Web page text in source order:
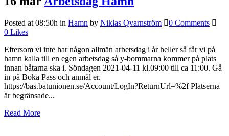
Posted at 08:50h in Hamn by Niklas Qvarnström
0 Comments
0 Likes
Eftersom vi inte har någon allmän arbetsdag i år heller så får vi på
hamn kalla till en egen arbetsdag så y-bommarna kommer på plats
innan båtarna ska i. Söndagen 2021-04-11 kl.09:00 till ca 11:00. Gå
in på Boka Pass och anmäl er.
https://bas.batunionen.se/Account/LogIn?ReturnUrl=%2f Platserna
är begränsade...
Read More